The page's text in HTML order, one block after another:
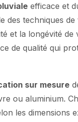
efficace et
des techniques de
et la longévité de
de qualité qui
sur mesure
ou aluminium.
les dimensions